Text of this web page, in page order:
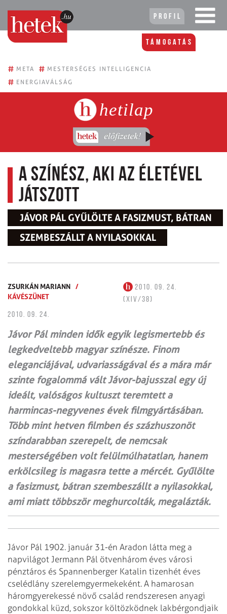
Profil
Támogatás
# META # MESTERSÉGES INTELLIGENCIA
# ENERGIAVÁLSÁG
hetilap
A Színész, aki az életével
játszott
JÁVOR PÁL GYŰLÖLTE A FASIZMUST, BÁTRAN
SZEMBESZÁLLT A NYILASOKKAL
ZSURKÁN MARIANN /
KÁVÉSZÜNET
2010. 09. 24.
(XIV/38)
2010. 09. 24.
Jávor Pál minden idők egyik legismertebb és
legkedveltebb magyar színésze. Finom
eleganciájával, udvariasságával és a mára már
szinte fogalommá vált Jávor-bajusszal egy új
ideált, valóságos kultuszt teremtett a
harmincas-negyvenes évek filmgyártásában.
Több mint hetven filmben és százhuszonöt
színdarabban szerepelt, de nemcsak
mesterségében volt felülmúlhatatlan, hanem
erkölcsileg is magasra tette a mércét. Gyűlölte
a fasizmust, bátran szembeszállt a nyilasokkal,
ami miatt többször meghurcolták, megalázták.
Jávor Pál 1902. január 31-én Aradon látta meg a
napvilágot Jermann Pál ötvenhárom éves városi
pénztáros és Spannenberger Katalin tizenhét éves
cselédlány szerelemgyermekeként. A hamarosan
háromgyerekessé növő család rendszeresen anyagi
gondokkal küzd, sokszor költözködnek lakbérgondjaik